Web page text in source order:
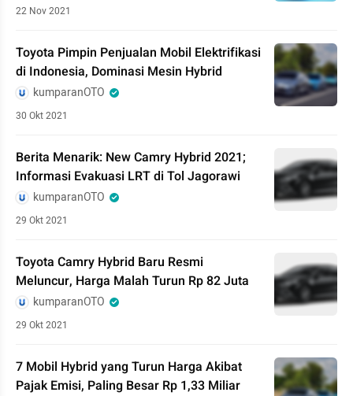
22 Nov 2021
Toyota Pimpin Penjualan Mobil Elektrifikasi
di Indonesia, Dominasi Mesin Hybrid
kumparanOTO
30 Okt 2021
Berita Menarik: New Camry Hybrid 2021;
Informasi Evakuasi LRT di Tol Jagorawi
kumparanOTO
29 Okt 2021
Toyota Camry Hybrid Baru Resmi
Meluncur, Harga Malah Turun Rp 82 Juta
kumparanOTO
29 Okt 2021
7 Mobil Hybrid yang Turun Harga Akibat
Pajak Emisi, Paling Besar Rp 1,33 Miliar